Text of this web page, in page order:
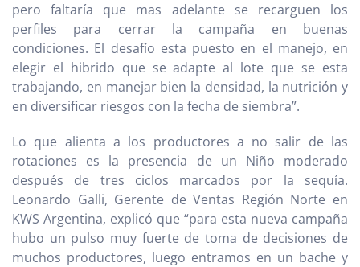
pero faltaría que mas adelante se recarguen los
perfiles para cerrar la campaña en buenas
condiciones. El desafío esta puesto en el manejo, en
elegir el hibrido que se adapte al lote que se esta
trabajando, en manejar bien la densidad, la nutrición y
en diversificar riesgos con la fecha de siembra”.
Lo que alienta a los productores a no salir de las
rotaciones es la presencia de un Niño moderado
después de tres ciclos marcados por la sequía.
Leonardo Galli, Gerente de Ventas Región Norte en
KWS Argentina, explicó que “para esta nueva campaña
hubo un pulso muy fuerte de toma de decisiones de
muchos productores, luego entramos en un bache y